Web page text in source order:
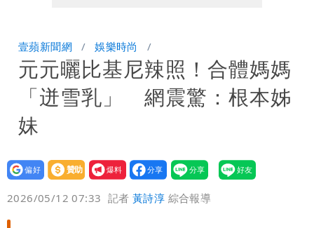
壹蘋新聞網 娛樂時尚
元元曬比基尼辣照！合體媽媽
「迸雪乳」 網震驚：根本姊
妹
設為
贊助
我要
爆料
2026/05/12 07:33 記者黃詩淳 綜合報導